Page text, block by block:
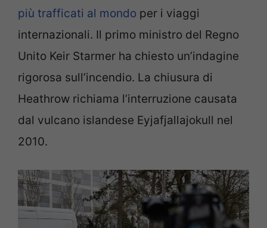
più trafficati al mondo per i viaggi
internazionali. Il primo ministro del Regno
Unito Keir Starmer ha chiesto un’indagine
rigorosa sull’incendio. La chiusura di
Heathrow richiama l’interruzione causata
dal vulcano islandese Eyjafjallajokull nel
2010.